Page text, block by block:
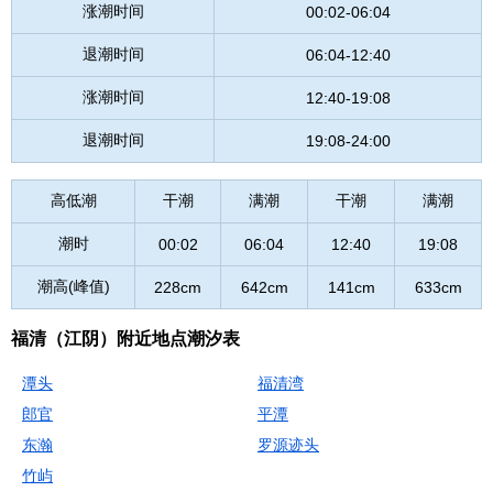
涨潮时间 00:02-06:04
退潮时间 06:04-12:40
涨潮时间 12:40-19:08
退潮时间 19:08-24:00
高低潮 干潮 满潮 干潮 满潮
潮时 00:02 06:04 12:40 19:08
潮高(峰值) 228cm 642cm 141cm 633cm
福清（江阴）附近地点潮汐表
潭头
福清湾
郎官
平潭
东瀚
罗源迹头
竹屿